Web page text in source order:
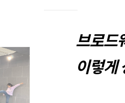
브로드
이렇게